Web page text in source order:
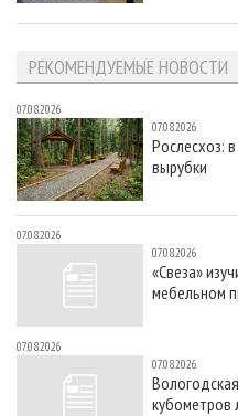
РЕКОМЕНДУЕМЫЕ НОВОСТИ
07.08.2026
07.08.2026
Рослесхоз:
вырубки
07.08.2026
07.08.2026
«Свеза»
мебельном
07.08.2026
07.08.2026
кубометров